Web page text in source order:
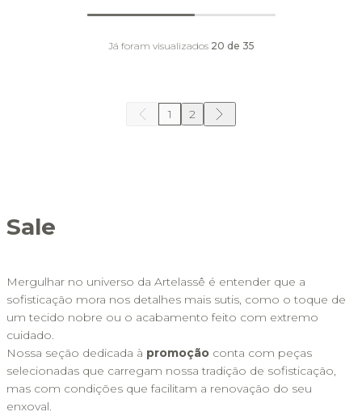
Já foram visualizados 20 de 35
1 2
Sale
Mergulhar no universo da Artelassê é entender que a
sofisticação mora nos detalhes mais sutis, como o toque de
um tecido nobre ou o acabamento feito com extremo
cuidado.
Nossa seção dedicada à promoção conta com peças
selecionadas que carregam nossa tradição de sofisticação,
mas com condições que facilitam a renovação do seu
enxoval.